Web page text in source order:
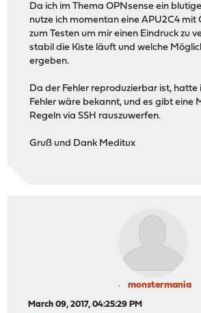
Da ich im Thema OPNsense ein
nutze ich momentan eine APU2C4 mit
zum Testen um mir einen Eindruck zu
stabil die Kiste läuft und welche
ergeben.
Da der Fehler reproduzierbar ist,
Fehler wäre bekannt, und es gibt eine
Regeln via SSH rauszuwerfen.
Gruß und Dank Meditux
monstermania
March 09, 2017, 04:25:29 PM